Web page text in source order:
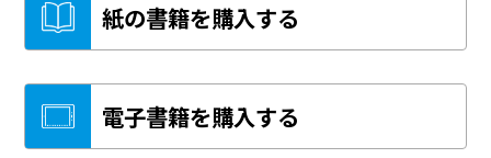
紙の書籍を購入する
電子書籍を購入する